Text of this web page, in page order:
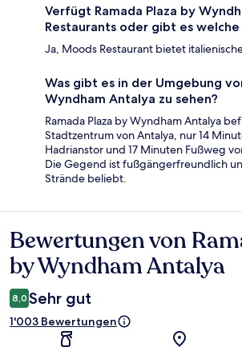
Verfügt Ramada Plaza by
Restaurants oder gibt es welche
Ja, Moods Restaurant bietet
Was gibt es in der Umgebung
Wyndham Antalya zu sehen?
Ramada Plaza by Wyndham Antalya
Stadtzentrum von Antalya, nur 14
Hadrianstor und 17 Minuten Fußweg
Die Gegend ist fußgängerfreundlich
Strände beliebt.
Bewertungen
Bewertungen von
by Wyndham Antalya
8,0 Sehr gut
1'003 Bewertungen